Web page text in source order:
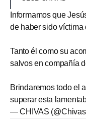
Informamos que
de haber sido
Tanto él como su
salvos en compañía
Brindaremos todo el
superar esta
— CHIVAS